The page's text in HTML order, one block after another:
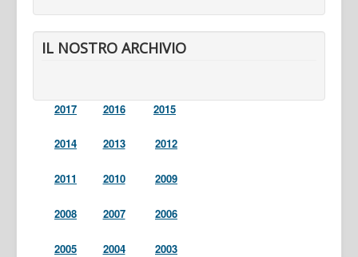
IL NOSTRO ARCHIVIO
2017 2016 2015
2014 2013 2012
2011 2010 2009
2008 2007 2006
2005 2004 2003